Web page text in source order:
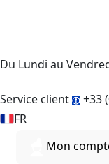
Du Lundi au
Service client
+33
FR
Mon